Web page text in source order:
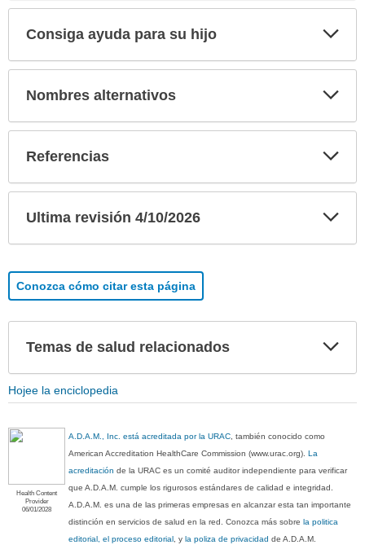
Consiga ayuda para su hijo
Nombres alternativos
Referencias
Ultima revisión 4/10/2026
Conozca cómo citar esta página
Temas de salud relacionados
Hojee la enciclopedia
Health Content
Provider
06/01/2028
A.D.A.M., Inc. está acreditada por la URAC , también conocido como
American Accreditation HealthCare Commission (www.urac.org).La
acreditación de la URAC es un comité auditor independiente para verificar
que A.D.A.M. cumple los rigurosos estándares de calidad e integridad.
A.D.A.M. es una de las primeras empresas en alcanzar esta tan importante
distinción en servicios de salud en la red. Conozca más sobrela politica
editorial, el proceso editorial , yla poliza de privacidad de A.D.A.M.